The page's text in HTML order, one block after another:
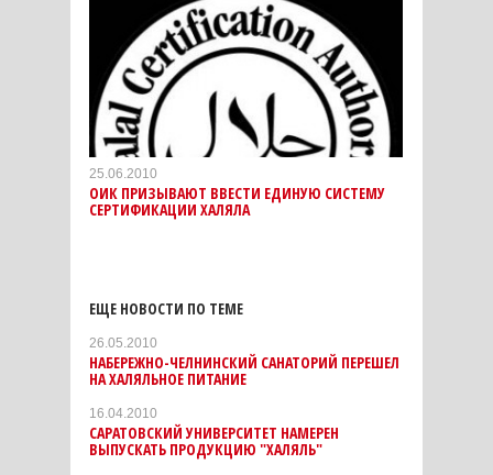
25.06.2010
ОИК ПРИЗЫВАЮТ ВВЕСТИ ЕДИНУЮ СИСТЕМУ
СЕРТИФИКАЦИИ ХАЛЯЛА
ЕЩЕ НОВОСТИ ПО ТЕМЕ
26.05.2010
НАБЕРЕЖНО-ЧЕЛНИНСКИЙ САНАТОРИЙ ПЕРЕШЕЛ
НА ХАЛЯЛЬНОЕ ПИТАНИЕ
16.04.2010
САРАТОВСКИЙ УНИВЕРСИТЕТ НАМЕРЕН
ВЫПУСКАТЬ ПРОДУКЦИЮ "ХАЛЯЛЬ"